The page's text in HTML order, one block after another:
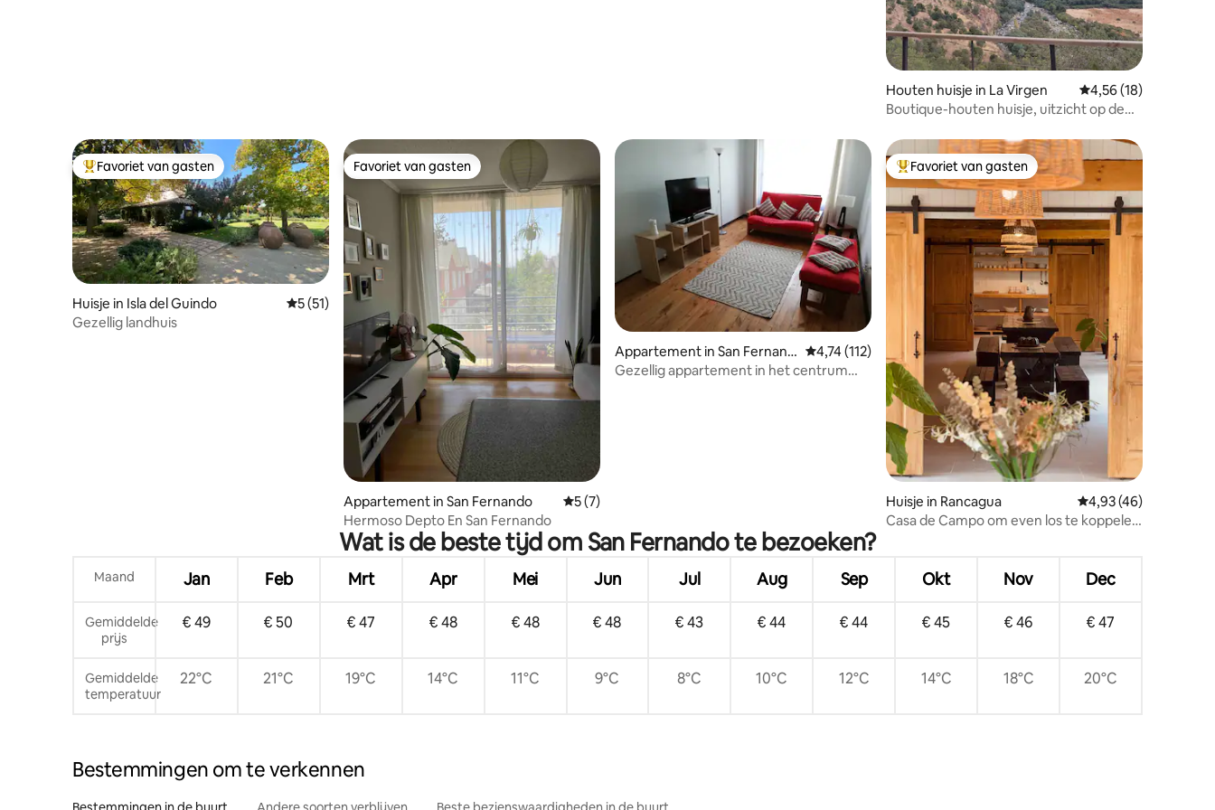
Houten huisje in La Virgen Gemiddelde
4,56 (18)
Boutique-houten huisje, uitzicht op de
Topfavoriet van gasten
Favoriet van gasten
Huisje in Isla del Guindo Gemiddelde beoordeling van 5 op 5, 51 recensies
5 (51)
Gezellig landhuis
Favoriet van gasten
Favoriet van gasten
Appartement in San Fernando Gemiddelde beoordeling van 5 op 5, 7 recensies
5 (7)
Hermoso Depto En San Fernando
Appartement in San Fernand
o
Gemiddelde beoordeling van 4,74 op 5, 112 recensies
4,74 (112)
Gezellig appartement in het centrum
Topfavoriet van gasten
Favoriet van gasten
Huisje in Rancagua Gemiddelde
4,93 (46)
Casa de Campo om even los te koppelen
Wat is de beste tijd om San Fernando te bezoeken?
Maand Jan Feb Mrt Apr Mei Jun Jul Aug Sep Okt Nov Dec
Gemiddelde
prijs
€ 49 € 50 € 47 € 48 € 48 € 48 € 43 € 44 € 44 € 45 € 46 € 47
Gemiddelde
temperatuur
22°C 21°C 19°C 14°C 11°C 9°C 8°C 10°C 12°C 14°C 18°C 20°C
Bestemmingen om te verkennen